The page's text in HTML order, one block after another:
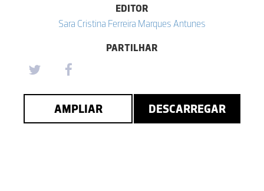
EDITOR
Sara Cristina Ferreira Marques Antunes
PARTILHAR
AMPLIAR DESCARREGAR